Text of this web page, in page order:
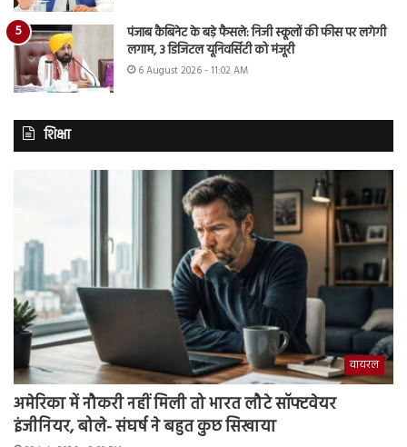
पंजाब कैबिनेट के बड़े फैसले: निजी स्कूलों की फीस पर लगेगी
लगाम, 3 डिजिटल यूनिवर्सिटी को मंजूरी
6 August 2026 - 11:02 AM
शिक्षा
वायरल
अमेरिका में नौकरी नहीं मिली तो भारत लौटे सॉफ्टवेयर
इंजीनियर, बोले- संघर्ष ने बहुत कुछ सिखाया